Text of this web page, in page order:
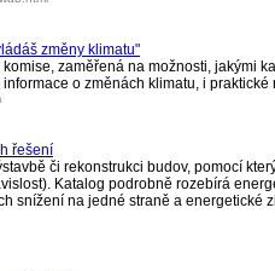
změny klimatu"
zaměřená na možnosti, jakými
o změnách klimatu, i
řešení
či rekonstrukci budov, pomocí
Katalog podrobně rozebírá
snížení na jedné straně a energetické